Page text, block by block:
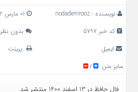
نویسنده : nodademrooz
کد خبر 5797
بدون نظر
ایمیل
پرینت
سایز متن
/
فال حافظ در 13 اسفند 1400 منتشر شد.